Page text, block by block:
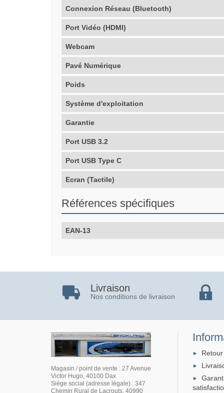
Connexion Réseau (Bluetooth)
Port Vidéo (HDMI)
Webcam
Pavé Numérique
Poids
Système d'exploitation
Garantie
Port USB 3.2
Port USB Type C
Ecran (Tactile)
Références spécifiques
EAN-13
Livraison
Nos conditions de livraison
Magasin / point de vente : 27 Avenue
Victor Hugo, 40100 Dax
Siège social (adresse légale) : 347
Chemin Rural de Lacrouts, 40990